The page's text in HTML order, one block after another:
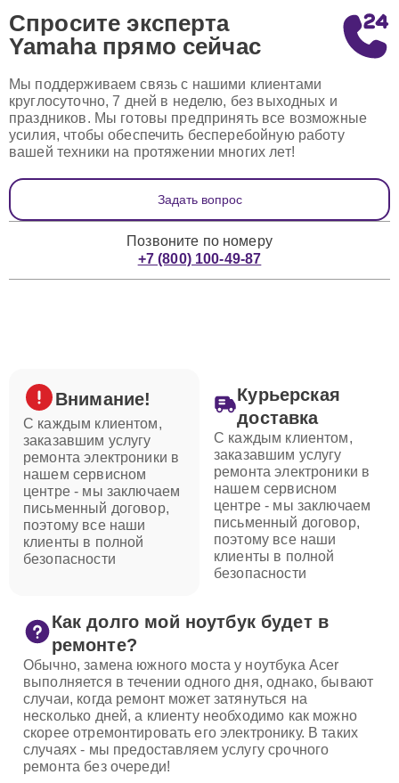
Спросите эксперта
Yamaha прямо сейчас
Мы поддерживаем связь с нашими клиентами
круглосуточно, 7 дней в неделю, без выходных и
праздников. Мы готовы предпринять все возможные
усилия, чтобы обеспечить бесперебойную работу
вашей техники на протяжении многих лет!
Задать вопрос
Позвоните по номеру
+7 (800) 100-49-87
Внимание!
С каждым клиентом,
заказавшим услугу
ремонта электроники в
нашем сервисном
центре - мы заключаем
письменный договор,
поэтому все наши
клиенты в полной
безопасности
Курьерская
доставка
С каждым клиентом,
заказавшим услугу
ремонта электроники в
нашем сервисном
центре - мы заключаем
письменный договор,
поэтому все наши
клиенты в полной
безопасности
Как долго мой ноутбук будет в
ремонте?
Обычно, замена южного моста у ноутбука Acer
выполняется в течении одного дня, однако, бывают
случаи, когда ремонт может затянуться на
несколько дней, а клиенту необходимо как можно
скорее отремонтировать его электронику. В таких
случаях - мы предоставляем услугу срочного
ремонта без очереди!